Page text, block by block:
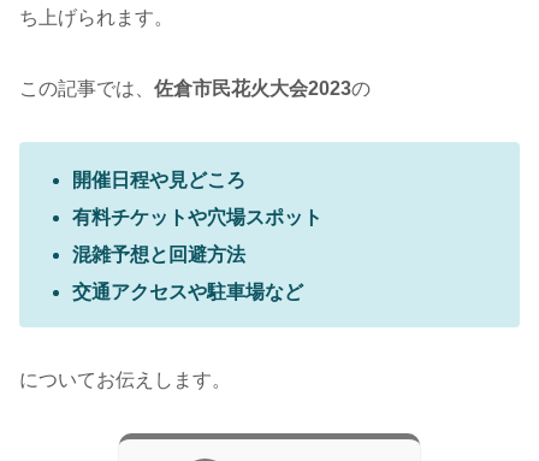
ち上げられます。
この記事では、 佐倉市民花火大会2023の
開催日程や見どころ
有料チケットや穴場スポット
混雑予想と回避方法
交通アクセスや駐車場など
についてお伝えします。